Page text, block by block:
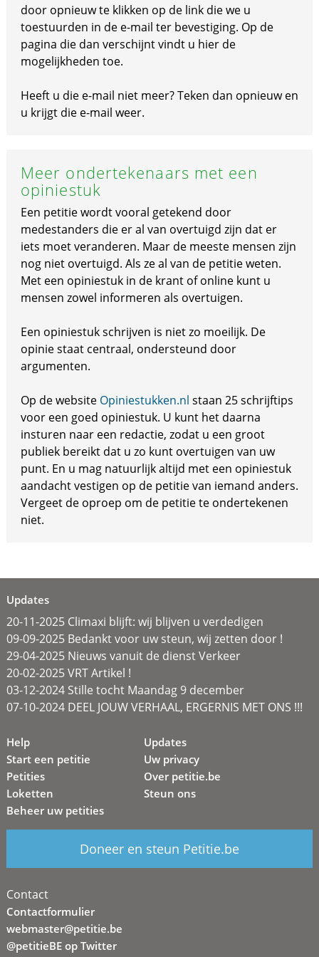
door opnieuw te klikken op de link die we u
toestuurden in de e-mail ter bevestiging. Op de
pagina die dan verschijnt vindt u hier de
mogelijkheden toe.
Heeft u die e-mail niet meer? Teken dan opnieuw en
u krijgt die e-mail weer.
Meer ondertekenaars met een
opiniestuk
Een petitie wordt vooral getekend door
medestanders die er al van overtuigd zijn dat er
iets moet veranderen. Maar de meeste mensen zijn
nog niet overtuigd. Als ze al van de petitie weten.
Met een opiniestuk in de krant of online kunt u
mensen zowel informeren als overtuigen.
Een opiniestuk schrijven is niet zo moeilijk. De
opinie staat centraal, ondersteund door
argumenten.
Op de website Opiniestukken.nl staan 25 schrijftips
voor een goed opiniestuk. U kunt het daarna
insturen naar een redactie, zodat u een groot
publiek bereikt dat u zo kunt overtuigen van uw
punt. En u mag natuurlijk altijd met een opiniestuk
aandacht vestigen op de petitie van iemand anders.
Vergeet de oproep om de petitie te ondertekenen
niet.
Updates
20-11-2025 Climaxi blijft: wij blijven u verdedigen
09-09-2025 Bedankt voor uw steun, wij zetten door !
29-04-2025 Nieuws vanuit de dienst Verkeer
20-02-2025 VRT Artikel !
03-12-2024 Stille tocht Maandag 9 december
07-10-2024 DEEL JOUW VERHAAL, ERGERNIS MET ONS !!!
Help
Start een petitie
Petities
Loketten
Beheer uw petities
Updates
Uw privacy
Over petitie.be
Steun ons
Doneer en steun Petitie.be
Contact
Contactformulier
webmaster@petitie.be
@petitieBE op Twitter